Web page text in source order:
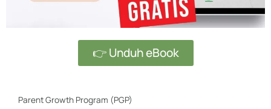
👉 Unduh eBook
Parent Growth Program (PGP)